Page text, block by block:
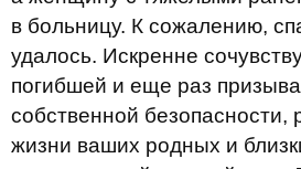
в больницу. К сожалению,
удалось. Искренне
погибшей и еще раз
собственной безопасности,
жизни ваших родных и